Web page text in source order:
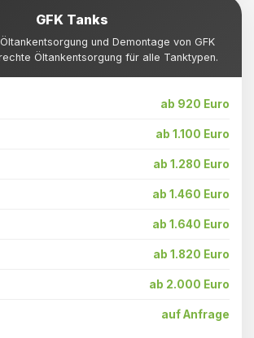
GFK Tanks
und Demontage von GFK
Öltankentsorgung für alle Tanktypen.
ab 920 Euro
ab 1.100 Euro
ab 1.280 Euro
ab 1.460 Euro
ab 1.640 Euro
ab 1.820 Euro
ab 2.000 Euro
auf Anfrage